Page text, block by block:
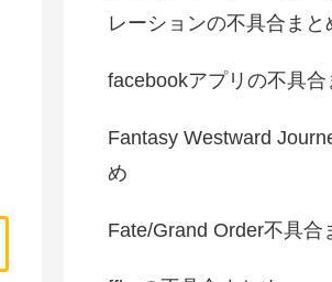
レーションの不具合まと
facebookアプリの不具合
Fantasy Westward
め
Fate/Grand Order不具合